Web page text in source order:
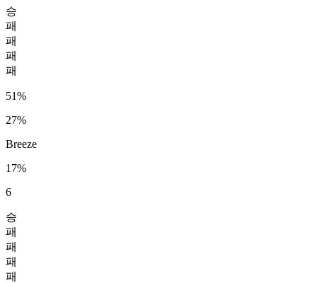
승
패
패
패
패
51%
27%
Breeze
17%
6
승
패
패
패
패